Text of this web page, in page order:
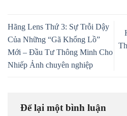
Hãng Lens Thứ 3: Sự Trỗi Dậy
Của Những “Gã Khổng Lồ”
Mới – Đầu Tư Thông Minh Cho
Nhiếp Ảnh chuyên nghiệp
Để lại một bình luận